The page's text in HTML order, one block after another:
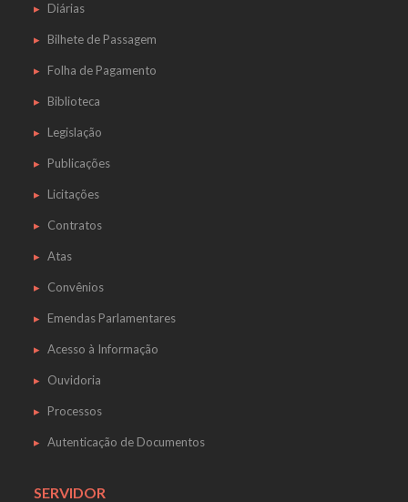
Diárias
Bilhete de Passagem
Folha de Pagamento
Biblioteca
Legislação
Publicações
Licitações
Contratos
Atas
Convênios
Emendas Parlamentares
Acesso à Informação
Ouvidoria
Processos
Autenticação de Documentos
SERVIDOR